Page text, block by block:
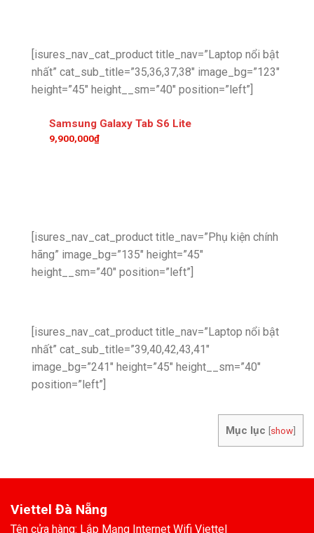
[isures_nav_cat_product title_nav=”Laptop nổi bật
nhất” cat_sub_title=”35,36,37,38″ image_bg=”123″
height=”45″ height__sm=”40″ position=”left”]
Samsung Galaxy Tab S6 Lite
9,900,000₫
[isures_nav_cat_product title_nav=”Phụ kiện chính
hãng” image_bg=”135″ height=”45″
height__sm=”40″ position=”left”]
[isures_nav_cat_product title_nav=”Laptop nổi bật
nhất” cat_sub_title=”39,40,42,43,41″
image_bg=”241″ height=”45″ height__sm=”40″
position=”left”]
Mục lục [show]
Viettel Đà Nẵng
Tên cửa hàng: Lắp Mạng Internet Wifi Viettel